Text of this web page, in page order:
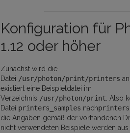
Konfiguration für
1.12 oder höher
Zunächst wird die
Datei /usr/photon/print/printers
existiert eine Beispieldatei im
Verzeichnis /usr/photon/print . Also
Datei printers_samples nachprinters
die Angaben gemäß der vorhandenen
nicht verwendeten Beispiele werden aus